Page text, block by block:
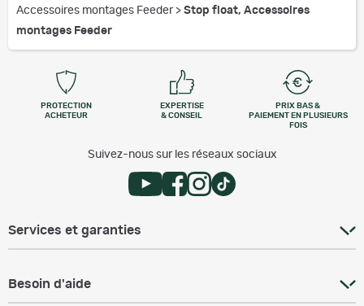
Accessoires montages Feeder > Stop float, Accessoires
montages Feeder
PROTECTION
ACHETEUR
EXPERTISE
& CONSEIL
PRIX BAS &
PAIEMENT EN PLUSIEURS
FOIS
Suivez-nous sur les réseaux sociaux
Services et garanties
Besoin d'aide